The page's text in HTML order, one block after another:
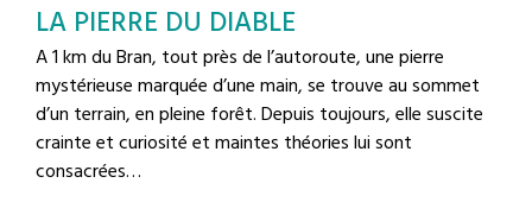
LA PIERRE DU DIABLE
A 1 km du Bran, tout près de l’autoroute, une pierre
mystérieuse marquée d’une main, se trouve au sommet
d’un terrain, en pleine forêt. Depuis toujours, elle suscite
crainte et curiosité et maintes théories lui sont
consacrées…